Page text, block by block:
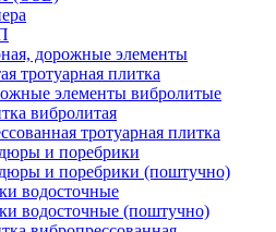
дорожные элементы
тротуарная плитка
элементы вибролитые
вибролитая
тротуарная плитка
и поребрики
и поребрики (поштучно)
водосточные
водосточные (поштучно)